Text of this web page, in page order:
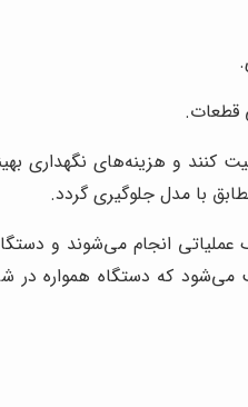
قطعات.
کنند و هزینه‌های
با مدل جلوگیری گردد.
عملیاتی انجام می‌شوند و
که دستگاه همواره در